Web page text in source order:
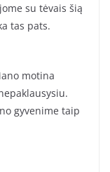
su tėvais šią
tas pats.
motina
gyvenime taip